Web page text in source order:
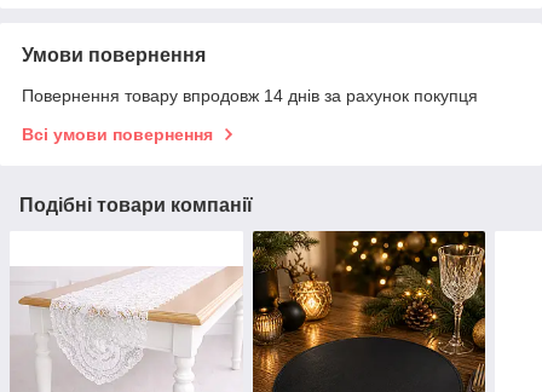
Умови повернення
Повернення товару впродовж 14 днів за рахунок покупця
Всі умови повернення
Подібні товари компанії